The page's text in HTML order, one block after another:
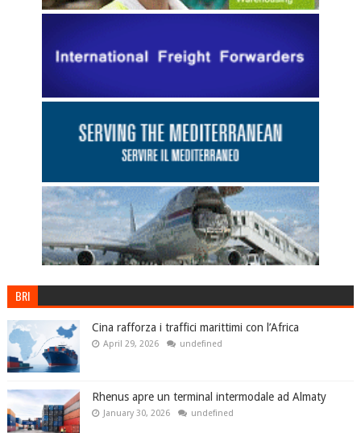
BRI
Cina rafforza i traffici marittimi con l’Africa
April 29, 2026 undefined
Rhenus apre un terminal intermodale ad Almaty
January 30, 2026 undefined